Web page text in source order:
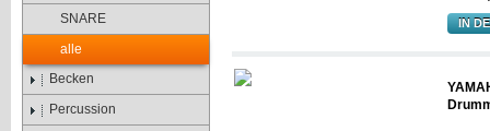
SNARE
alle
Becken
Percussion
IN